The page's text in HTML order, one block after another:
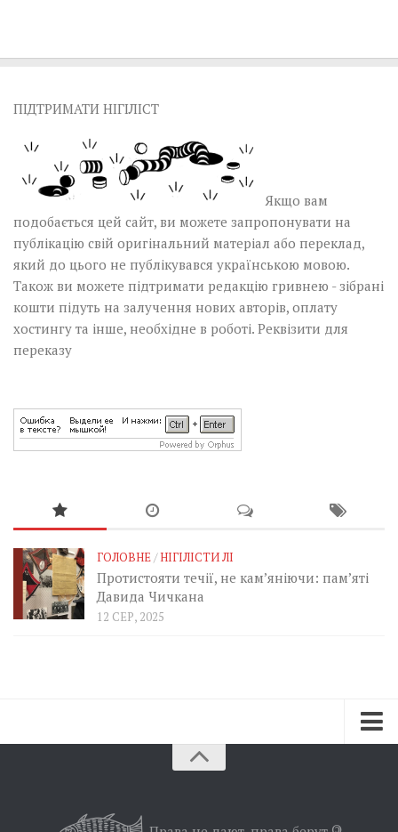
ПІДТРИМАТИ НІГІЛІСТ
Якщо вам
подобається цей сайт, ви можете запропонувати на
публікацію свій оригінальний матеріал або переклад,
який до цього не публікувався українською мовою.
Також ви можете підтримати редакцію гривнею - зібрані
кошти підуть на залучення нових авторів, оплату
хостингу та інше, необхідне в роботі. Реквізити для
переказу
ГОЛОВНЕ/НІГІЛІСТИ ЛІ
Протистояти течії, не кам’яніючи: пам’яті
Давида Чичкана
12 СЕР, 2025
Позиція